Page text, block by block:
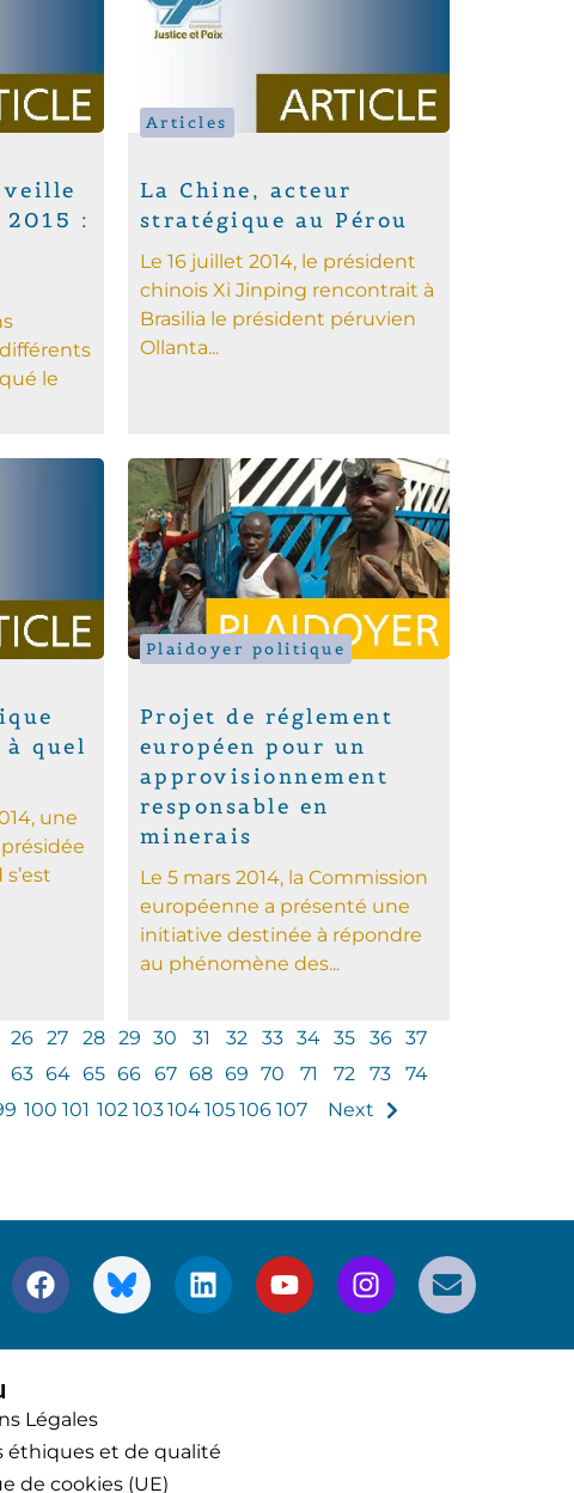
2015 :
le
Articles
La Chine, acteur
stratégique au Pérou
Le 16 juillet 2014, le président
chinois Xi Jinping rencontrait à
Brasilia le président péruvien
Ollanta...
à quel
une
Plaidoyer politique
Projet de réglement
européen pour un
approvisionnement
responsable en
minerais
Le 5 mars 2014, la Commission
européenne a présenté une
initiative destinée à répondre
au phénomène des...
26 27 28 29 30 31 32 33 34 35 36
37
63 64 65 66 67 68 69 70 71 72 73
74
100 101 102 103104105106 107 Next
Légales
éthiques et de qualité
de cookies (UE)